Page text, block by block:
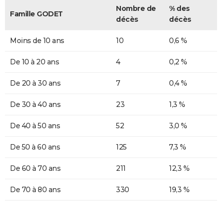
Famille GODET
Nombre de
décès
% des
décès
Moins de 10 ans 10 0,6 %
De 10 à 20 ans 4 0,2 %
De 20 à 30 ans 7 0,4 %
De 30 à 40 ans 23 1,3 %
De 40 à 50 ans 52 3,0 %
De 50 à 60 ans 125 7,3 %
De 60 à 70 ans 211 12,3 %
De 70 à 80 ans 330 19,3 %